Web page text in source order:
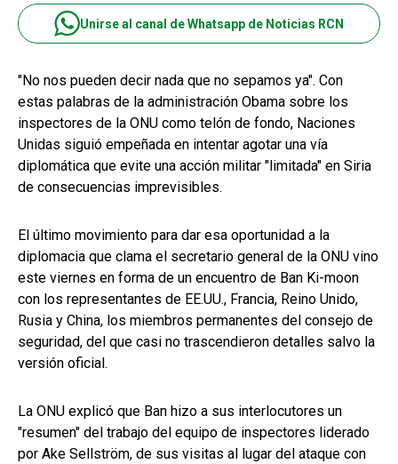
Unirse al canal de Whatsapp de Noticias RCN
"No nos pueden decir nada que no sepamos ya". Con
estas palabras de la administración Obama sobre los
inspectores de la ONU como telón de fondo, Naciones
Unidas siguió empeñada en intentar agotar una vía
diplomática que evite una acción militar "limitada" en Siria
de consecuencias imprevisibles.
El último movimiento para dar esa oportunidad a la
diplomacia que clama el secretario general de la ONU vino
este viernes en forma de un encuentro de Ban Ki-moon
con los representantes de EE.UU., Francia, Reino Unido,
Rusia y China, los miembros permanentes del consejo de
seguridad, del que casi no trascendieron detalles salvo la
versión oficial.
La ONU explicó que Ban hizo a sus interlocutores un
"resumen" del trabajo del equipo de inspectores liderado
por Ake Sellström, de sus visitas al lugar del ataque con